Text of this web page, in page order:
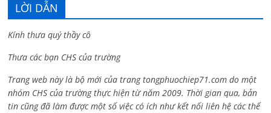
LỜI DẪN
Kính thưa quý thầy cô
Thưa các bạn CHS của trường
Trang web này là bộ mới của trang tongphuochiep71.com do một
nhóm CHS của trường thực hiện từ năm 2009. Thời gian qua, bản
tin cũng đã làm được một số việc có ích như kết nối liên hệ các thế